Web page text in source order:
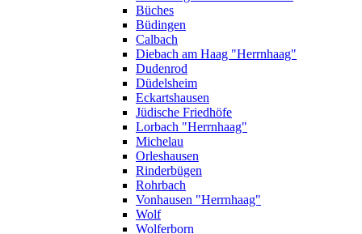
Büches
Büdingen
Calbach
Diebach am Haag "Herrnhaag"
Dudenrod
Düdelsheim
Eckartshausen
Jüdische Friedhöfe
Lorbach "Herrnhaag"
Michelau
Orleshausen
Rinderbügen
Rohrbach
Vonhausen "Herrnhaag"
Wolf
Wolferborn